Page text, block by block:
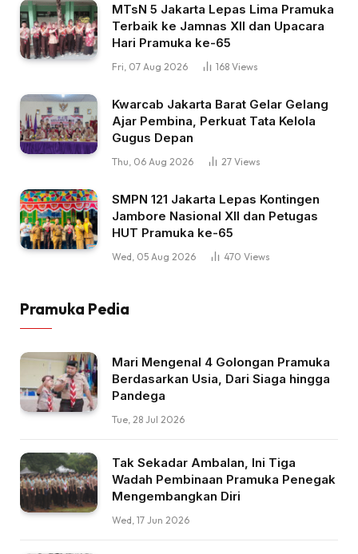
MTsN 5 Jakarta Lepas Lima Pramuka
Terbaik ke Jamnas XII dan Upacara
Hari Pramuka ke-65
Fri, 07 Aug 2026 168 Views
Kwarcab Jakarta Barat Gelar Gelang
Ajar Pembina, Perkuat Tata Kelola
Gugus Depan
Thu, 06 Aug 2026 27 Views
SMPN 121 Jakarta Lepas Kontingen
Jambore Nasional XII dan Petugas
HUT Pramuka ke-65
Wed, 05 Aug 2026 470 Views
Pramuka Pedia
Mari Mengenal 4 Golongan Pramuka
Berdasarkan Usia, Dari Siaga hingga
Pandega
Tue, 28 Jul 2026
Tak Sekadar Ambalan, Ini Tiga
Wadah Pembinaan Pramuka Penegak
Mengembangkan Diri
Wed, 17 Jun 2026